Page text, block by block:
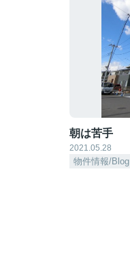
朝は苦手
2021.05.28
物件情報/Blog